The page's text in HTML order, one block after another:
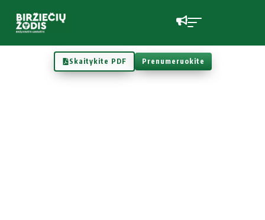
Skaitykite PDF Prenumeruokite